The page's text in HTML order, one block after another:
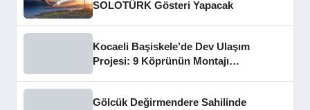
SOLOTÜRK Gösteri Yapacak
Kocaeli Başiskele’de Dev Ulaşım
Projesi: 9 Köprünün Montajı
Gölcük Değirmendere Sahilinde